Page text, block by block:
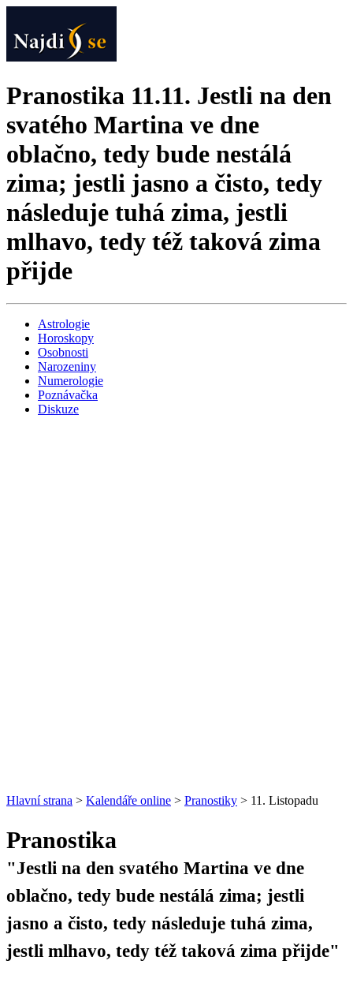
Pranostika 11.11. Jestli na den
svatého Martina ve dne
oblačno, tedy bude nestálá
zima; jestli jasno a čisto, tedy
následuje tuhá zima, jestli
mlhavo, tedy též taková zima
přijde
Astrologie
Horoskopy
Osobnosti
Narozeniny
Numerologie
Poznávačka
Diskuze
Hlavní strana > Kalendáře online > Pranostiky > 11. Listopadu
Pranostika
"Jestli na den svatého Martina ve dne
oblačno, tedy bude nestálá zima; jestli
jasno a čisto, tedy následuje tuhá zima,
jestli mlhavo, tedy též taková zima přijde"